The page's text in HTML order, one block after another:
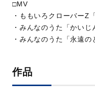
□MV
・ももいろクローバーZ
・みんなのうた「かい
・みんなのうた「永遠
作品